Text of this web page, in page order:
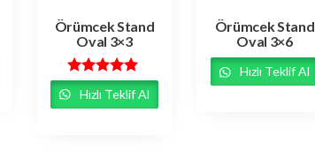
Örümcek Stand
Oval 3×3
5 üzerinden
5.00
oy aldı
Hızlı Teklif Al
Örümcek Stand
Oval 3×6
Hızlı Teklif Al